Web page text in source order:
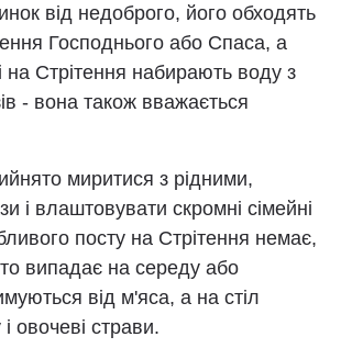
від недоброго, його обходять
Господнього або Спаса, а
на Стрітення набирають воду з
- вона також вважається
миритися з рідними,
і влаштовувати скромні сімейні
посту на Стрітення немає,
випадає на середу або
від м'яса, а на стіл
овочеві страви.